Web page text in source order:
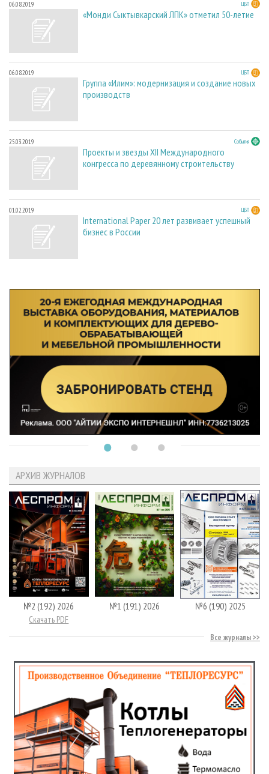
06.08.2019 ЦБП
«Монди Сыктывкарский ЛПК» отметил 50-летие
06.08.2019 ЦБП
Группа «Илим»: модернизация и создание новых
производств
25.03.2019 События
Проекты и звезды XII Международного
конгресса по деревянному строительству
01.02.2019 ЦБП
International Paper 20 лет развивает успешный
бизнес в России
АРХИВ ЖУРНАЛОВ
№2 (192) 2026
Скачать PDF
№1 (191) 2026 №6 (190) 2025
Все журналы